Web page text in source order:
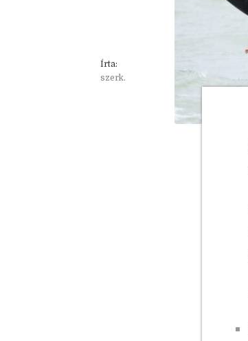
Írta:
szerk.